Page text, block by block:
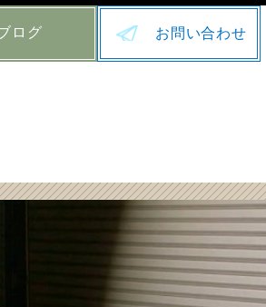
ログ お問い合わせ